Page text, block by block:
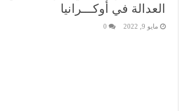
العدالة في أوكـــرانيا
مايو 9, 2022 0